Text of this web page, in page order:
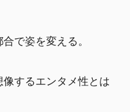
で姿を変える。
像するエンタメ性とは